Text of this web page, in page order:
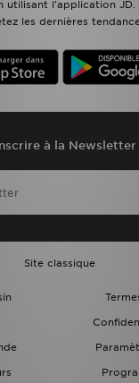
utilisant l'application JD.
les dernières
à la Newsletter
Site classique